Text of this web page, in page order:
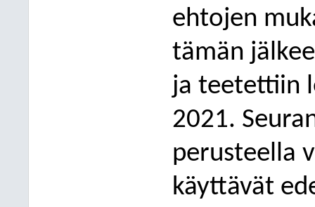
ehtojen
tämän
ja teetettiin
2021.
perusteella
käyttävät